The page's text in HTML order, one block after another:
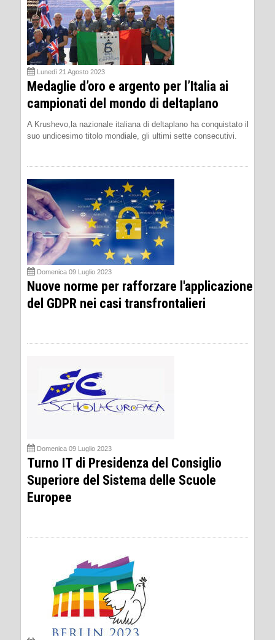
Lunedì 21 Agosto 2023
Medaglie d’oro e argento per l’Italia ai
campionati del mondo di deltaplano
A Krushevo,la nazionale italiana di deltaplano ha conquistato il
suo undicesimo titolo mondiale, gli ultimi sette consecutivi.
Domenica 09 Luglio 2023
Nuove norme per rafforzare l'applicazione
del GDPR nei casi transfrontalieri
Domenica 09 Luglio 2023
Turno IT di Presidenza del Consiglio
Superiore del Sistema delle Scuole
Europee